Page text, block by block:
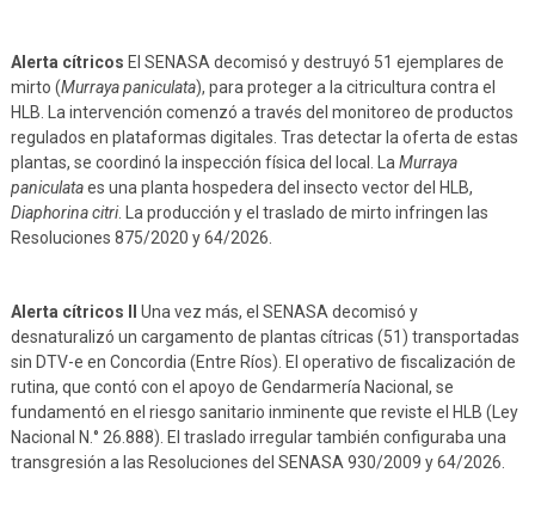
Alerta cítricos El SENASA decomisó y destruyó 51 ejemplares de
mirto (Murraya paniculata), para proteger a la citricultura contra el
HLB. La intervención comenzó a través del monitoreo de productos
regulados en plataformas digitales. Tras detectar la oferta de estas
plantas, se coordinó la inspección física del local. LaMurraya
paniculataes una planta hospedera del insecto vector del HLB,
Diaphorina citri. La producción y el traslado de mirto infringen las
Resoluciones 875/2020 y 64/2026.
Alerta cítricos II Una vez más, el SENASA decomisó y
desnaturalizó un cargamento de plantas cítricas (51) transportadas
sin DTV-e en Concordia (Entre Ríos). El operativo de fiscalización de
rutina, que contó con el apoyo de Gendarmería Nacional, se
fundamentó en el riesgo sanitario inminente que reviste el HLB (Ley
Nacional N.° 26.888). El traslado irregular también configuraba una
transgresión a las Resoluciones del SENASA 930/2009 y 64/2026.